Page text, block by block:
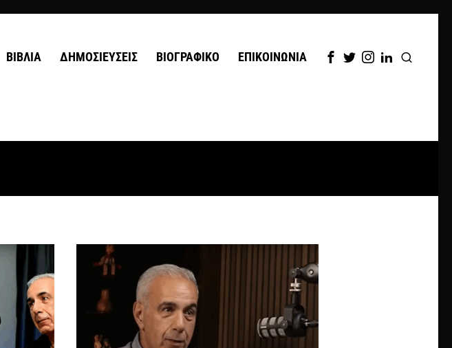
ΒΙΒΛΙΑ ΔΗΜΟΣΙΕΥΣΕΙΣ ΒΙΟΓΡΑΦΙΚΟ ΕΠΙΚΟΙΝΩΝΙΑ